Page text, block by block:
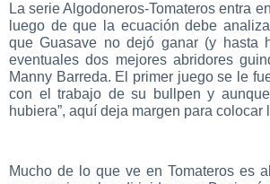
La serie Algodoneros-Tomateros entra
luego de que la ecuación debe
que Guasave no dejó ganar (y hasta
eventuales dos mejores abridores
Manny Barreda. El primer juego se le
con el trabajo de su bullpen y
hubiera”, aquí deja margen para colocar
Mucho de lo que ve en Tomateros es